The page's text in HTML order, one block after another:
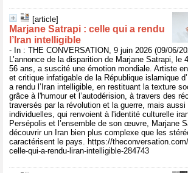
[article]
Marjane Satrapi : celle qui a rendu
l’Iran intelligible
- In : THE CONVERSATION, 9 juin 2026 (09/06/
L’annonce de la disparition de Marjane Satrapi, le
56 ans, a suscité une émotion mondiale. Artiste
et critique infatigable de la République islamique
a rendu l’Iran intelligible, en restituant la texture
grâce à l'humour et l’autodérision, à travers des
traversés par la révolution et la guerre, mais
individuelles, qui renvoient à l'identité culturelle
Persépolis et l’ensemble de son œuvre, Marjane
découvrir un Iran bien plus complexe que les
caractérisent le pays. https://
celle-qui-a-rendu-liran-intelligible-284743